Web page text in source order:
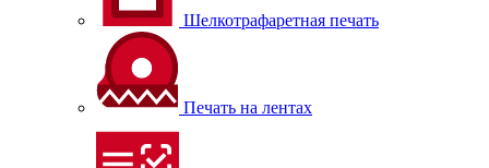
Шелкотрафаретная печать
Печать на лентах